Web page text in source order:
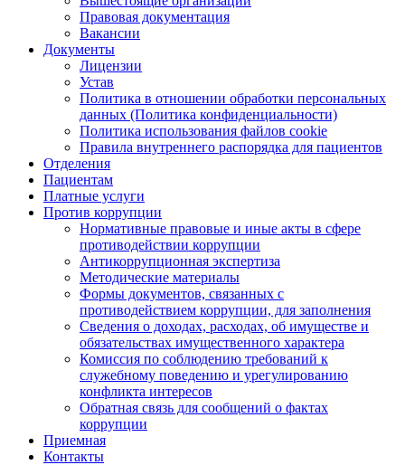
Правовая документация
Вакансии
Документы
Лицензии
Устав
Политика в отношении обработки персональных
данных (Политика конфиденциальности)
Политика использования файлов cookie
Правила внутреннего распорядка для пациентов
Отделения
Пациентам
Платные услуги
Против коррупции
Нормативные правовые и иные акты в сфере
противодействии коррупции
Антикоррупционная экспертиза
Методические материалы
Формы документов, связанных с
противодействием коррупции, для заполнения
Сведения о доходах, расходах, об имуществе и
обязательствах имущественного характера
Комиссия по соблюдению требований к
служебному поведению и урегулированию
конфликта интересов
Обратная связь для сообщений о фактах
коррупции
Приемная
Контакты